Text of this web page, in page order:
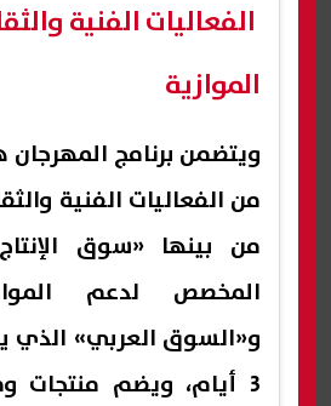
الفعاليات الفنية
الموازية
ويتضمن برنامج المهرجان
من الفعاليات الفنية
من بينها «سوق
المخصص لدعم
و«السوق العربي» الذي
3 أيام، ويضم منتجات